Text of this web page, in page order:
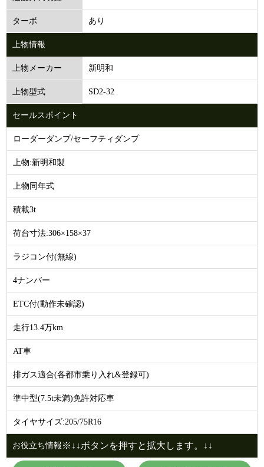
ターボ あり
上物情報
上物メーカー 新明和
上物型式 SD2-32
セールスポイント
ローダーダンプ/セーフティダンプ
上物:新明和製
上物同年式
積載3t
荷台寸法:306×158×37
ラジコン付(無線)
4ナンバー
ETC付(動作未確認)
走行13.4万km
AT車
排ガス適合(各都市乗り入れ&登録可)
準中型(7.5t未満)免許対応車
タイヤサイズ:205/75R16
お役立ち情報 ※↓↓ボタンを押すと拡大します。↓↓